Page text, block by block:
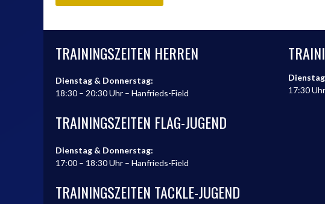
TRAININGSZEITEN HERREN
Dienstag & Donnerstag:
18:30 – 20:30 Uhr – Hanfrieds-Field
TRAININGSZEITEN FLAG-JUGEND
Dienstag & Donnerstag:
17:00 – 18:30 Uhr – Hanfrieds-Field
TRAININGSZEITEN TACKLE-JUGEND
17:30